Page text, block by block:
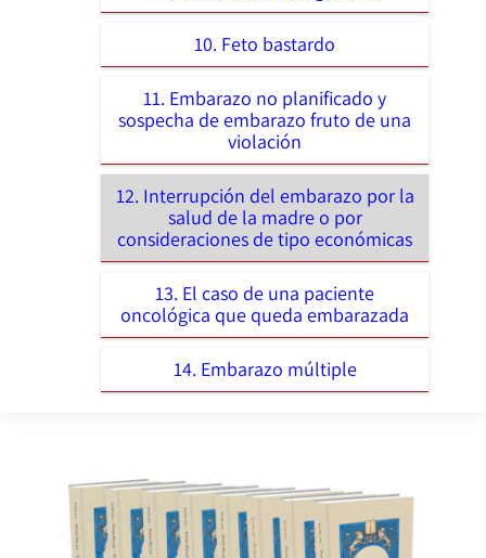
10. Feto bastardo
11. Embarazo no planificado y
sospecha de embarazo fruto de una
violación
12. Interrupción del embarazo por la
salud de la madre o por
consideraciones de tipo económicas
13. El caso de una paciente
oncológica que queda embarazada
14. Embarazo múltiple